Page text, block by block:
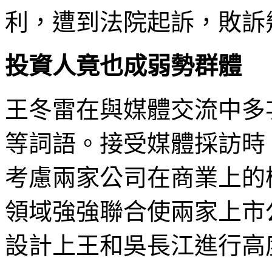
利，遭到法院起訴，敗
投資人竟也成弱勢群體
王冬雷在與媒體交流中
等詞語。接受媒體採訪
考慮兩家公司在商業上
領域強強聯合使兩家上
設計上王和吳長江進行